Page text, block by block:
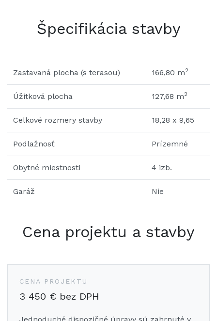
Špecifikácia stavby
Zastavaná plocha (s terasou) 166,80 m2
Úžitková plocha 127,68 m2
Celkové rozmery stavby 18,28 x 9,65
Podlažnosť Prízemné
Obytné miestnosti 4 izb.
Garáž Nie
Cena projektu a stavby
CENA PROJEKTU
3 450 € bez DPH